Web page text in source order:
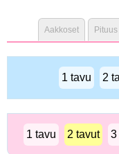
Aakkoset Pituus
1 tavu 2
1 tavu 2 tavut 3